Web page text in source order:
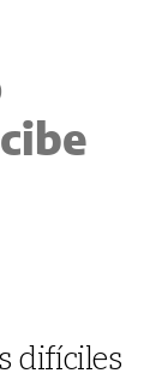
difíciles